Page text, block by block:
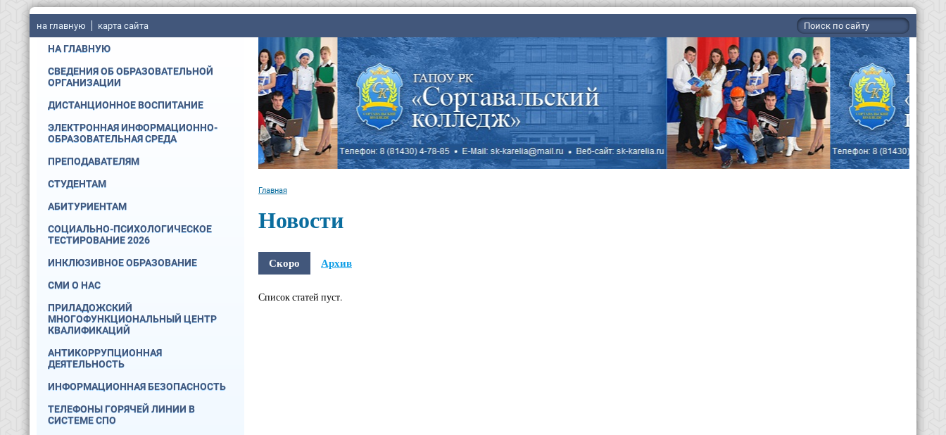
на главную карта сайта
НА ГЛАВНУЮ
СВЕДЕНИЯ ОБ ОБРАЗОВАТЕЛЬНОЙ
ОРГАНИЗАЦИИ
ДИСТАНЦИОННОЕ ВОСПИТАНИЕ
ЭЛЕКТРОННАЯ ИНФОРМАЦИОННО-
ОБРАЗОВАТЕЛЬНАЯ СРЕДА
ПРЕПОДАВАТЕЛЯМ
СТУДЕНТАМ
АБИТУРИЕНТАМ
СОЦИАЛЬНО-ПСИХОЛОГИЧЕСКОЕ
ТЕСТИРОВАНИЕ 2026
ИНКЛЮЗИВНОЕ ОБРАЗОВАНИЕ
СМИ О НАС
ПРИЛАДОЖСКИЙ
МНОГОФУНКЦИОНАЛЬНЫЙ ЦЕНТР
КВАЛИФИКАЦИЙ
АНТИКОРРУПЦИОННАЯ
ДЕЯТЕЛЬНОСТЬ
ИНФОРМАЦИОННАЯ БЕЗОПАСНОСТЬ
ТЕЛЕФОНЫ ГОРЯЧЕЙ ЛИНИИ В
СИСТЕМЕ СПО
Главная
Новости
Скоро Архив
Список статей пуст.